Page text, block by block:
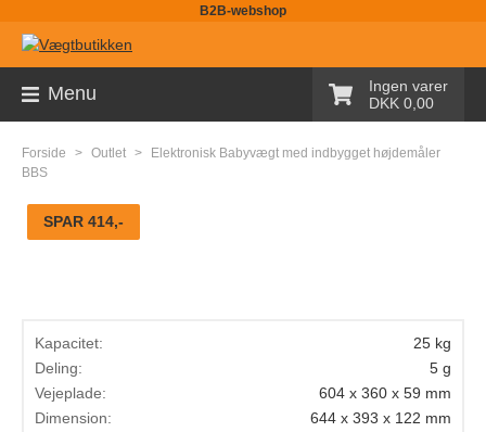
B2B-webshop
Menu
Ingen varer
DKK 0,00
Sortiment
Pallevægte
Tællevægte
Bordvægte
Gulvvægte
Laboratorievægte
Forside > Outlet >
Elektronisk Babyvægt med indbygget højdemåler
BBS
SPAR 414,-
Kapacitet:
25 kg
Deling:
5 g
Vejeplade:
604 x 360 x 59 mm
Dimension:
644 x 393 x 122 mm